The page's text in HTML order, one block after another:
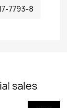
7793-8
sales